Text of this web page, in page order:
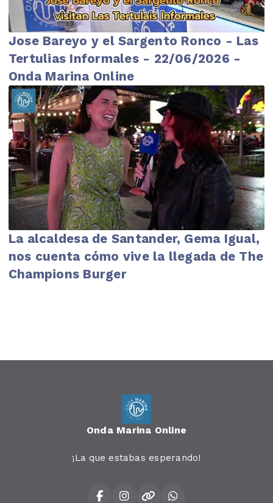
Jose Bareyo y el Sargento Ronco - Las
Tertulias Informales - 22/06/2026 -
Onda Marina Online
La alcaldesa de Santander, Gema Igual,
nos cuenta cómo vive la llegada de The
Champions Burger
Onda Marina Online
¡La que estabas esperando!